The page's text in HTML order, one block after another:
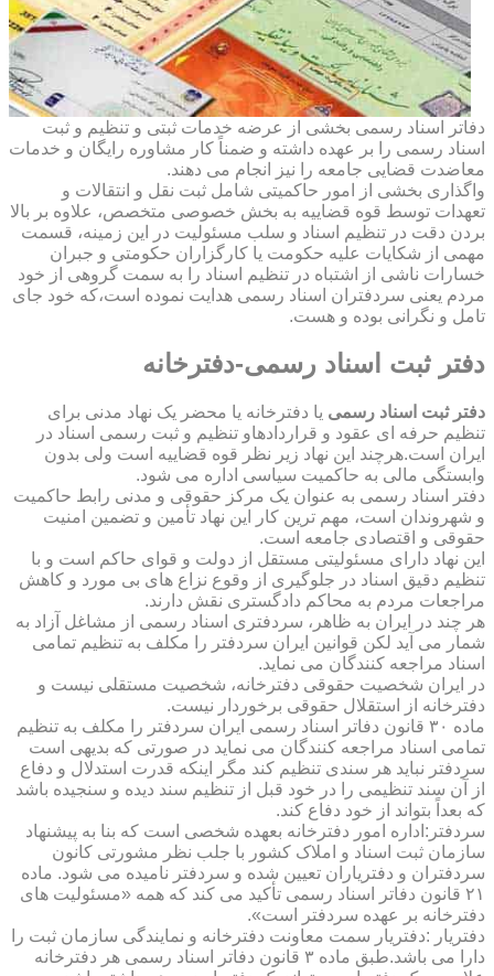
دفاتر اسناد رسمی بخشی از عرضه خدمات ثبتی و تنظیم و ثبت
اسناد رسمی را بر عهده داشته و ضمناً کار مشاوره رایگان و خدمات
معاضدت قضایی جامعه را نیز انجام می دهند.
واگذاری بخشی از امور حاکمیتی شامل ثبت نقل و انتقالات و
تعهدات توسط قوه قضاییه به بخش خصوصی متخصص، علاوه بر بالا
بردن دقت در تنظیم اسناد و سلب مسئولیت در این زمینه، قسمت
مهمی از شکایات علیه حکومت یا کارگزاران حکومتی و جبران
خسارات ناشی از اشتباه در تنظیم اسناد را به سمت گروهی از خود
مردم یعنی سردفتران اسناد رسمی هدایت نموده است،که خود جای
تامل و نگرانی بوده و هست.
دفتر ثبت اسناد رسمی-دفترخانه
دفتر ثبت اسناد رسمی یا دفترخانه یا محضر یک نهاد مدنی برای
تنظیم حرفه ای عقود و قراردادهاو تنظیم و ثبت رسمی اسناد در
ایران است.هرچند این نهاد زیر نظر قوه قضاییه است ولی بدون
وابستگی مالی به حاکمیت سیاسی اداره می شود.
دفتر اسناد رسمی به عنوان یک مرکز حقوقی و مدنی رابط حاکمیت
و شهروندان است، مهم ترین کار این نهاد تأمین و تضمین امنیت
حقوقی و اقتصادی جامعه است.
این نهاد دارای مسئولیتی مستقل از دولت و قوای حاکم است و با
تنظیم دقیق اسناد در جلوگیری از وقوع نزاع های بی مورد و کاهش
مراجعات مردم به محاکم دادگستری نقش دارند.
هر چند در ایران به ظاهر، سردفتری اسناد رسمی از مشاغل آزاد به
شمار می آید لکن قوانین ایران سردفتر را مکلف به تنظیم تمامی
اسناد مراجعه کنندگان می نماید.
در ایران شخصیت حقوقی دفترخانه، شخصیت مستقلی نیست و
دفترخانه از استقلال حقوقی برخوردار نیست.
ماده ۳۰ قانون دفاتر اسناد رسمی ایران سردفتر را مکلف به تنظیم
تمامی اسناد مراجعه کنندگان می نماید در صورتی که بدیهی است
سردفتر نباید هر سندی تنظیم کند مگر اینکه قدرت استدلال و دفاع
از آن سند تنظیمی را در خود قبل از تنظیم سند دیده و سنجیده باشد
که بعداً بتواند از خود دفاع کند.
سردفتر:اداره امور دفترخانه بعهده شخصی است که بنا به پیشنهاد
سازمان ثبت اسناد و املاک کشور با جلب نظر مشورتی کانون
سردفتران و دفتریاران تعیین شده و سردفتر نامیده می شود. ماده
۲۱ قانون دفاتر اسناد رسمی تأکید می کند که همه «مسئولیت های
دفترخانه بر عهده سردفتر است».
دفتریار :دفتریار سمت معاونت دفترخانه و نمایندگی سازمان ثبت را
دارا می باشد.طبق ماده ۳ قانون دفاتر اسناد رسمی هر دفترخانه